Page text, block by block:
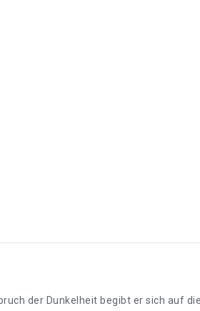
der Dunkelheit begibt er sich auf